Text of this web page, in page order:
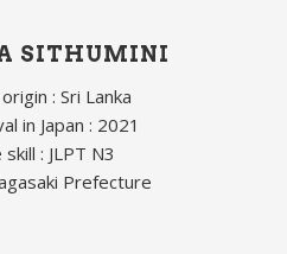
SITHUMINI
: Sri Lanka
in Japan : 2021
skill : JLPT N3
Prefecture